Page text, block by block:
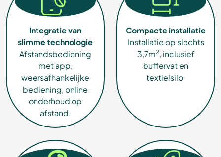
Integratie van
slimme technologie
Afstandsbediening
met app,
weersafhankelijke
bediening, online
onderhoud op
afstand.
Compacte installatie
Installatie op slechts
3,7m2, inclusief
buffervat en
textielsilo.